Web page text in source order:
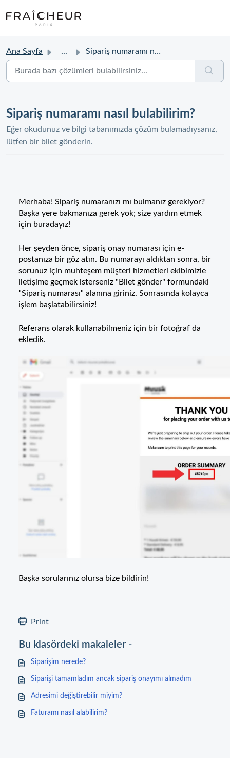
Ana Sayfa ... Sipariş numaramı nasıl bulabilirim?
Sipariş numaramı nasıl bulabilirim?
Eğer okudunuz ve bilgi tabanımızda çözüm bulamadıysanız,
lütfen bir bilet gönderin.
Merhaba! Sipariş numaranızı mı bulmanız gerekiyor?
Başka yere bakmanıza gerek yok; size yardım etmek
için buradayız!
Her şeyden önce, sipariş onay numarası için e-
postanıza bir göz atın. Bu numarayı aldıktan sonra, bir
sorunuz için muhteşem müşteri hizmetleri ekibimizle
iletişime geçmek isterseniz "Bilet gönder" formundaki
"Sipariş numarası" alanına giriniz. Sonrasında kolayca
işlem başlatabilirsiniz!
Referans olarak kullanabilmeniz için bir fotoğraf da
ekledik.
Başka sorularınız olursa bize bildirin!
Print
Bu klasördeki makaleler -
Siparişim nerede?
Siparişi tamamladım ancak sipariş onayımı almadım
Adresimi değiştirebilir miyim?
Faturamı nasıl alabilirim?